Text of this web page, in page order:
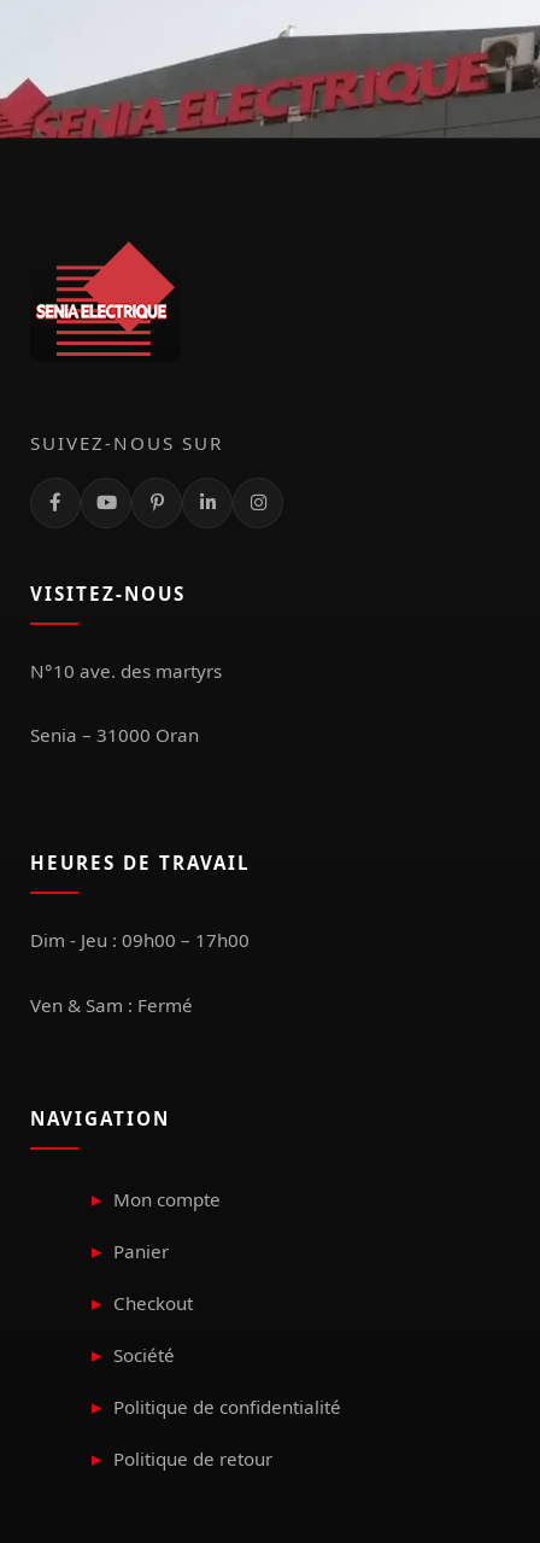
SUIVEZ-NOUS SUR
VISITEZ-NOUS
N°10 ave. des martyrs
Senia – 31000 Oran
HEURES DE TRAVAIL
Dim - Jeu : 09h00 – 17h00
Ven & Sam : Fermé
NAVIGATION
Mon compte
Panier
Checkout
Société
Politique de confidentialité
Politique de retour